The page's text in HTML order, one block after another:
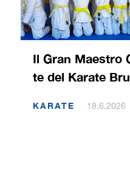
Il Gran Maestro
te del Karate
KARATE 18.6.2026